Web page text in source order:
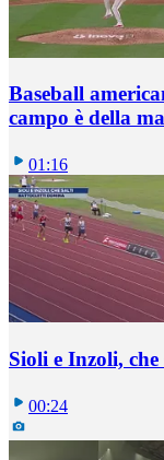
Baseball
campo è della
01:16
Sioli e Inzoli, che
00:24